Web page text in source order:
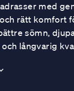
med
rätt komfort
sömn,
långvarig